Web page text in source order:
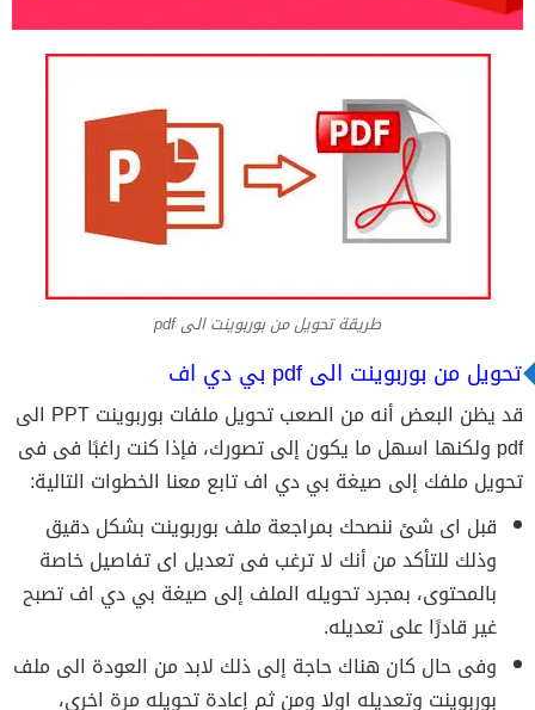
طريقة تحويل من بوربوينت الى pdf
تحويل من بوربوينت الى pdf بي دي اف
قد يظن البعض أنه من الصعب تحويل ملفات بوربوينت PPT الى
pdf ولكنها اسهل ما يكون إلى تصورك، فإذا كنت راغبًا فى فى
تحويل ملفك إلى صيغة بي دي اف تابع معنا الخطوات التالية:
قبل اى شئ ننصحك بمراجعة ملف بوربوينت بشكل دقيق
وذلك للتأكد من أنك لا ترغب فى تعديل اى تفاصيل خاصة
بالمحتوى، بمجرد تحويله الملف إلى صيغة بي دي اف تصبح
غير قادرًا على تعديله.
وفى حال كان هناك حاجة إلى ذلك لابد من العودة الى ملف
بوربوينت وتعديله اولا ومن ثم إعادة تحويله مرة اخرى،